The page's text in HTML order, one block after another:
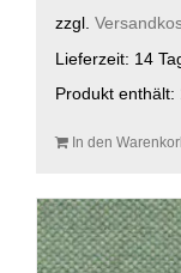
zzgl.
Lieferzeit: 14
Produkt enthält:
In den